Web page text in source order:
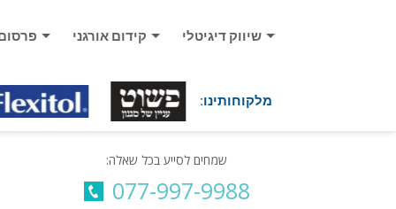
שיווק דיגיטלי קידום אורגני
מלקוחותינו:
שמחים לסייע בכל שאלה:
077-997-9988